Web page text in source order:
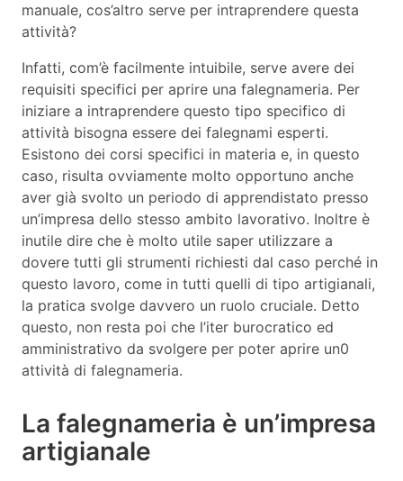
manuale, cos’altro serve per intraprendere questa
attività?
Infatti, com’è facilmente intuibile, serve avere dei
requisiti specifici per aprire una falegnameria. Per
iniziare a intraprendere questo tipo specifico di
attività bisogna essere dei falegnami esperti.
Esistono dei corsi specifici in materia e, in questo
caso, risulta ovviamente molto opportuno anche
aver già svolto un periodo di apprendistato presso
un’impresa dello stesso ambito lavorativo. Inoltre è
inutile dire che è molto utile saper utilizzare a
dovere tutti gli strumenti richiesti dal caso perché in
questo lavoro, come in tutti quelli di tipo artigianali,
la pratica svolge davvero un ruolo cruciale. Detto
questo, non resta poi che l’iter burocratico ed
amministrativo da svolgere per poter aprire un0
attività di falegnameria.
La falegnameria è un’impresa
artigianale